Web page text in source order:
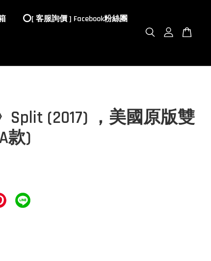
⭕️[ 客服詢價 ] Facebook粉絲團
Split (2017) ，美國原版雙
款)